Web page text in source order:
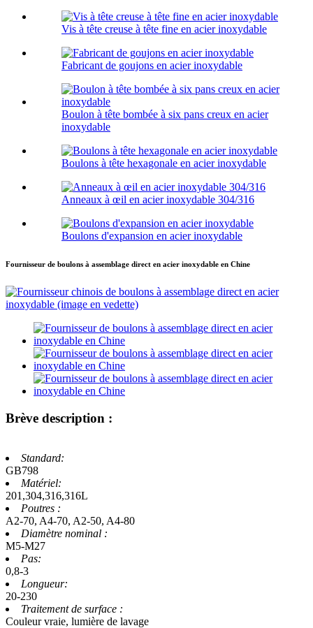
Vis à tête creuse à tête fine en acier inoxydable
Fabricant de goujons en acier inoxydable
Boulon à tête bombée à six pans creux en acier
inoxydable
Boulons à tête hexagonale en acier inoxydable
Anneaux à œil en acier inoxydable 304/316
Boulons d'expansion en acier inoxydable
Fournisseur de boulons à assemblage direct en acier inoxydable en Chine
Brève description :
Standard:
GB798
Matériel:
201,304,316,316L
Poutres :
A2-70, A4-70, A2-50, A4-80
Diamètre nominal :
M5-M27
Pas:
0,8-3
Longueur:
20-230
Traitement de surface :
Couleur vraie, lumière de lavage